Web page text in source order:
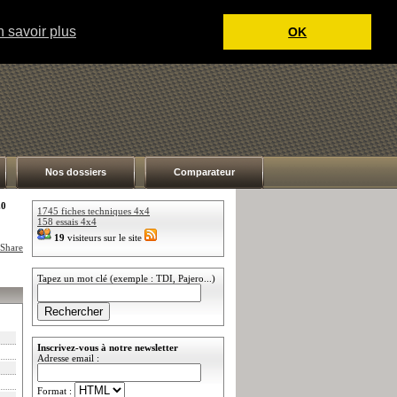
savoir plus OK
Nos dossiers Comparateur
1745 fiches techniques 4x4
158 essais 4x4
19 visiteurs sur le site
Tapez un mot clé (exemple : TDI, Pajero...)
Inscrivez-vous à notre newsletter
Adresse email :
Format :